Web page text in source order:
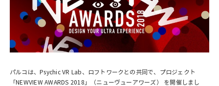
パルコは、Psychic VR Lab、ロフトワークとの共同で、プロジェクト
「NEWVIEW AWARDS 2018」（ニューヴューアワーズ） を開催しまし